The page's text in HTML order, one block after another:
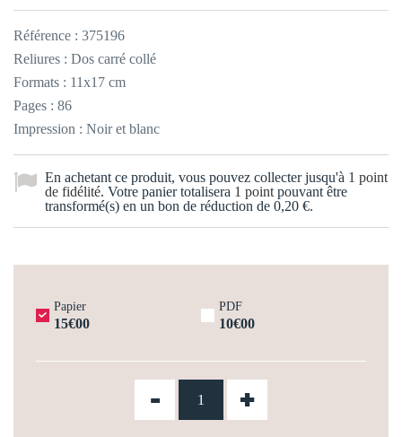
Référence : 375196
Reliures : Dos carré collé
Formats : 11x17 cm
Pages : 86
Impression : Noir et blanc
En achetant ce produit, vous pouvez collecter jusqu'à 1 point
de fidélité. Votre panier totalisera 1 point pouvant être
transformé(s) en un bon de réduction de 0,20 €.
Papier
15€00
PDF
10€00
- +